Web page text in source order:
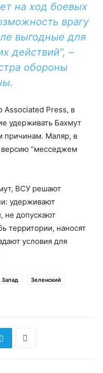
на ход боевых
врагу
выгодные для
действий”, –
обороны
Associated Press, в
удерживать Бахмут
причинам. Маляр, в
“месседжем
ВСУ решают
удерживают
не допускают
территории, наносят
условия для
Запад
Зеленский